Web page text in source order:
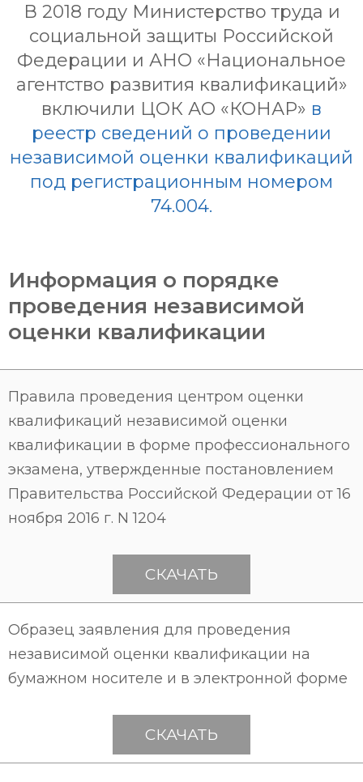
В 2018 году Министерство труда и
социальной защиты Российской
Федерации и АНО «Национальное
агентство развития квалификаций»
включили ЦОК АО «КОНАР» в
реестр сведений о проведении
независимой оценки квалификаций
под регистрационным номером
74.004.
Информация о порядке
проведения независимой
оценки квалификации
Правила проведения центром оценки
квалификаций независимой оценки
квалификации в форме профессионального
экзамена, утвержденные постановлением
Правительства Российской Федерации от 16
ноября 2016 г. N 1204
СКАЧАТЬ
Образец заявления для проведения
независимой оценки квалификации на
бумажном носителе и в электронной форме
СКАЧАТЬ